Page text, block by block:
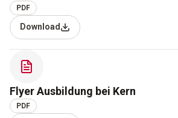
PDF
Download
Flyer Ausbildung bei Kern
PDF